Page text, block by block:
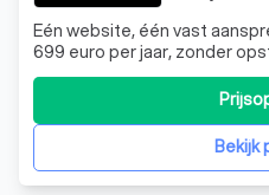
Eén website, één vast
699 euro per jaar, zonder
Webdesign bouwt en
domeinnaam, hosting,
en onbeperkt wijzigingen
jaarformule. Geen losseBekijk